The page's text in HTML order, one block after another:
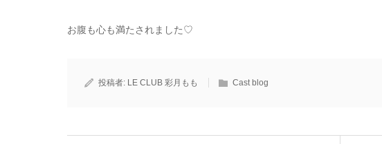
お腹も心も満たされました♡
投稿者: LE CLUB 彩月もも Cast blog